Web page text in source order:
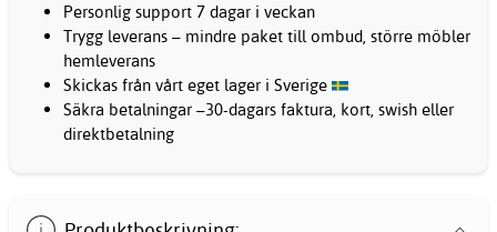
Personlig support 7 dagar i veckan
Trygg leverans – mindre paket till ombud, större möbler
hemleverans
Skickas från vårt eget lager i Sverige
Säkra betalningar –30-dagars faktura, kort, swish eller
direktbetalning